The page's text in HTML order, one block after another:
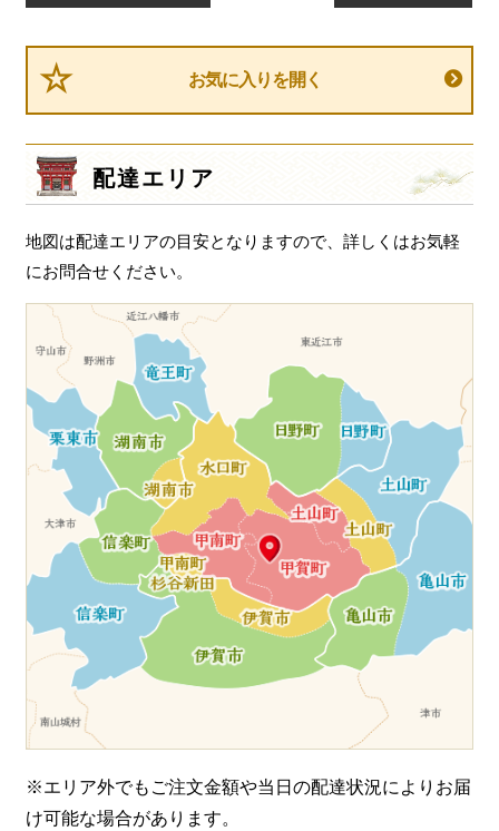
稿
ナ
ビ
ゲ
ー
シ
ョ
ン
お気に入りを開く
配達エリア
地図は配達エリアの目安となりますので、詳しくはお気軽
にお問合せください。
※エリア外でもご注文金額や当日の配達状況により お届
け可能な場合があります。